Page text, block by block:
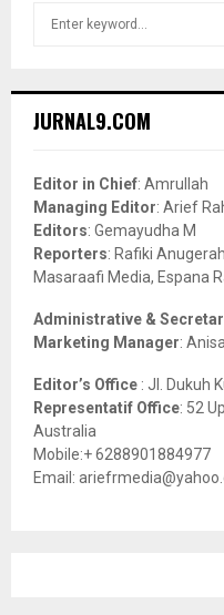
h
o
r
:
JURNAL9.COM
Editor in Chief: Amrullah
Managing Editor: Arief
Editors: Gemayudha M
Reporters: Rafiki
Masaraafi Media, Espana
Administrative &
Marketing Manager:
Editor’s Office : Jl. Dukuh
Representatif Office: 52
Australia
Mobile:+ 6288901884977
Email: